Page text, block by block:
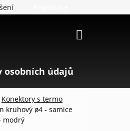
osobních údajů
Konektory s termo
kruhový ø4 - samice
modrý